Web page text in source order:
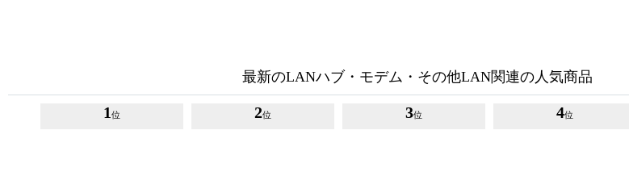
最新のLANハブ・モデム・その他LAN関連の人気商品
1 位 2位 3位 4位